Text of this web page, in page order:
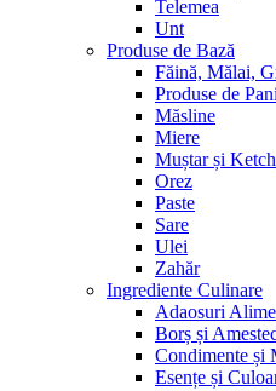
Telemea
Unt
Produse de Bază
Făină, Mălai,
Produse de
Măsline
Miere
Muștar și
Orez
Paste
Sare
Ulei
Zahăr
Ingrediente Culinare
Adaosuri
Borș și
Condimente și
Esențe și